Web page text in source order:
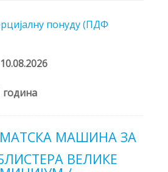
понуду (ПДФ
10.08.2026
година
МАШИНА ЗА
ВЕЛИКЕ